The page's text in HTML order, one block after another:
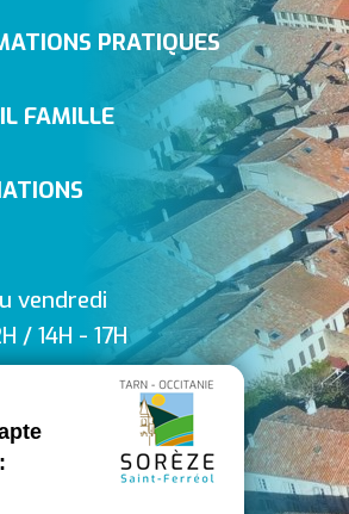
PRATIQUES
FAMILLE
vendredi
/ 14H - 17H
samedi
40 30